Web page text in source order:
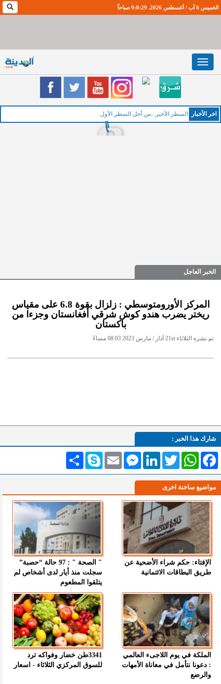
الخميس 6 آب / أغسطس 2026. 9:8:30 صباحاً
Toggle
navigation
اخر اﻷخبار السطر الأخير...من أجل السطر الأول
الخبر العاجل
المركز الأورومتوسطي : زلزال بقوة 6.8 على مقياس
ريختر يضرب هندو كوش شرقي أفغانستان وجزءا من
باكستان
تم نشره الثلاثاء 21st آذار / مارس 2023 08:03 مساءً
شارك هذا الخبر :
انشر Skype Email
MessengerLinkedInTwitterWhatsAppFacebook
مواضيع ساخنة اخرى
الإفتاء: حكم شراء الأضحية عن
طريق البطاقات الائتمانية
" الصحة " : 97 حالة “حصبة”
سجلت منذ أيار لدى أشخاص لم
يتلقوا المطعوم
الملكة في يوم اللاجىء العالمي
: دعونا نتأمل في معاناة الأمهات
والرضع
3341طن خضار وفواكه ترد
للسوق المركزي الثلاثاء - اسعار